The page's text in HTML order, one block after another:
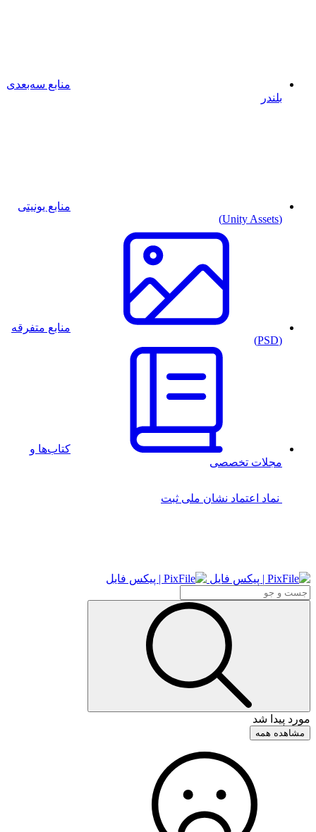
منابع سه‌بعدی
بلندر
منابع یونیتی
(Unity Assets)
منابع متفرقه
(PSD)
کتاب‌ها و
مجلات تخصصی
نماد اعتماد نشان ملی ثبت
مورد پیدا شد
مشاهده همه